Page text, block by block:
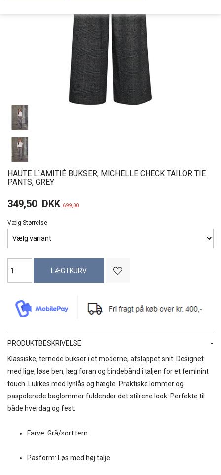
HAUTE L`AMITIÉ BUKSER, MICHELLE CHECK TAILOR TIE
PANTS, GREY
349,50 DKK 699,00
Vælg Størrelse
PRODUKTBESKRIVELSE
Klassiske, ternede bukser i et moderne, afslappet snit. Designet
med lige, løse ben, læg foran og bindebånd i taljen for et feminint
touch. Lukkes med lynlås og hægte. Praktiske lommer og
paspolerede baglommer fuldender det stilrene look. Perfekte til
både hverdag og fest.
Farve: Grå/sort tern
Pasform: Løs med høj talje